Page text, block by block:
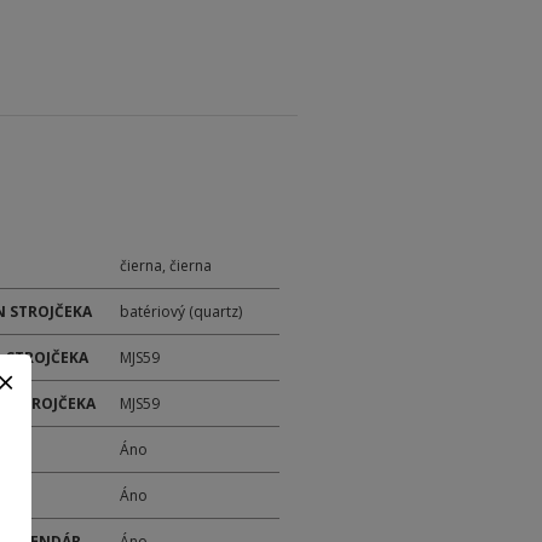
čierna, čierna
STROJČEKA batériový (quartz)
MJS59
STROJČEKA MJS59
Áno
Áno